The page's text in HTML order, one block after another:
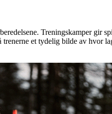
Treningskamper gir
et tydelig bilde av hvor